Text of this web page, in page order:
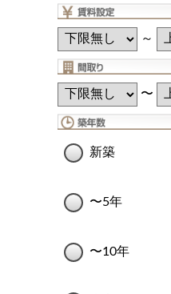
～
〜
新築
〜5年
〜10年